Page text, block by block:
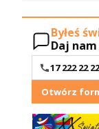
Byłeś
Daj
17 222 22 22
Otwórz